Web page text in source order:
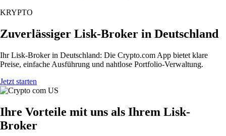
KRYPTO
Zuverlässiger Lisk-Broker in Deutschland
Ihr Lisk-Broker in Deutschland: Die Crypto.com App bietet klare
Preise, einfache Ausführung und nahtlose Portfolio-Verwaltung.
Jetzt starten
Ihre Vorteile mit uns als Ihrem Lisk-
Broker